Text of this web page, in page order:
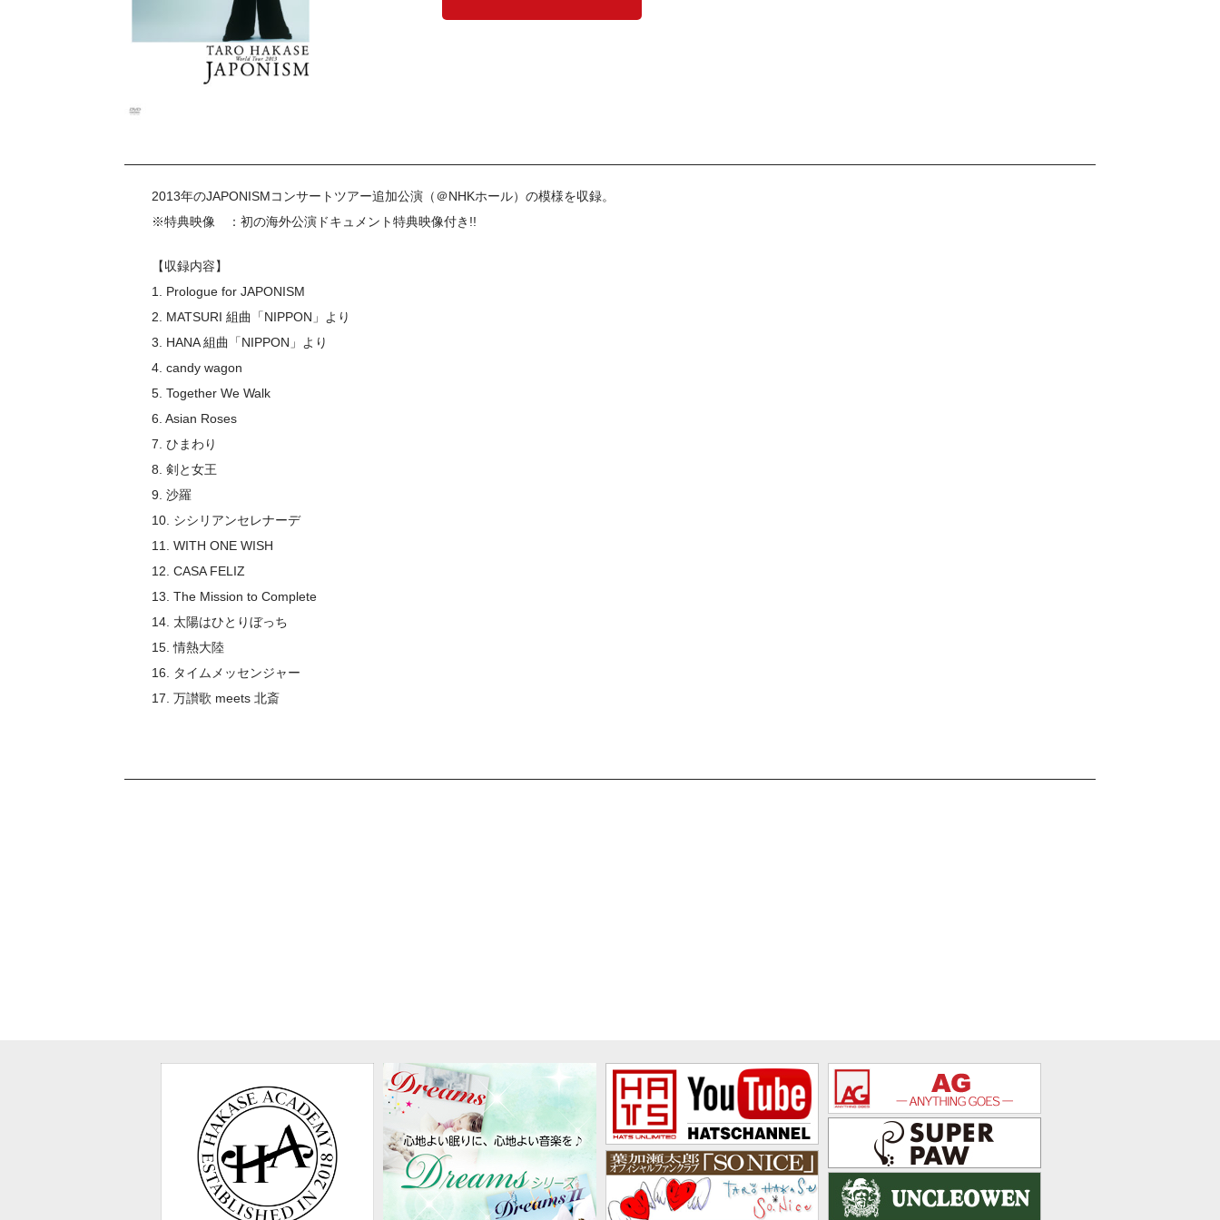
2013年のJAPONISMコンサートツアー追加公演（＠NHKホール）の模様を収録。
※特典映像 ：初の海外公演ドキュメント特典映像付き!!
【収録内容】
1. Prologue for JAPONISM
2. MATSURI 組曲「NIPPON」より
3. HANA 組曲「NIPPON」より
4. candy wagon
5. Together We Walk
6. Asian Roses
7. ひまわり
8. 剣と女王
9. 沙羅
10. シシリアンセレナーデ
11. WITH ONE WISH
12. CASA FELIZ
13. The Mission to Complete
14. 太陽はひとりぼっち
15. 情熱大陸
16. タイムメッセンジャー
17. 万讃歌 meets 北斎